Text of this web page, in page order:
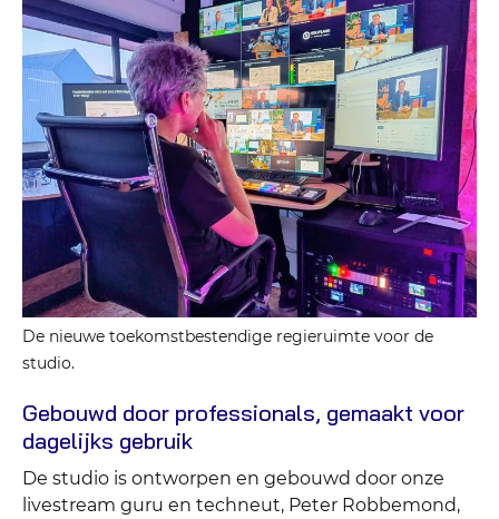
De nieuwe toekomstbestendige regieruimte voor de
studio.
Gebouwd door professionals, gemaakt voor
dagelijks gebruik
De studio is ontworpen en gebouwd door onze
livestream guru en techneut, Peter Robbemond,